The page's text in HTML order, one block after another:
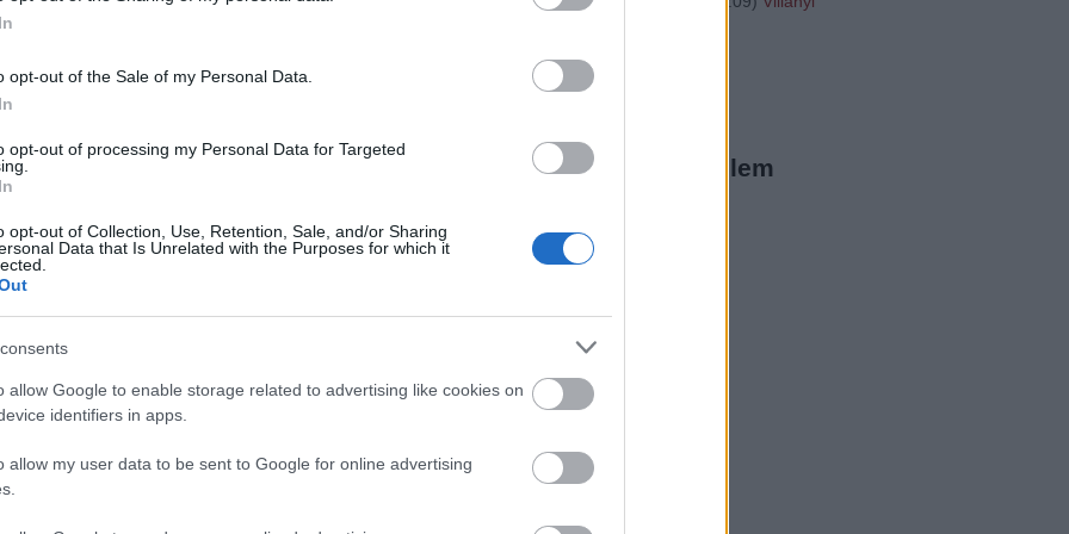
opt-out of the Sale of my Personal Data.
opt-out of processing my Personal Data for Targeted
opt-out of Collection, Use, Retention, Sale, and/or Sharing
Data that Is Unrelated with the Purposes for which it
allow Google to enable storage related to advertising like cookies on
identifiers in apps.
allow my user data to be sent to Google for online advertising
Nincs megjeleníthető elem
Alkoholista a Facebookon
Olvasson még